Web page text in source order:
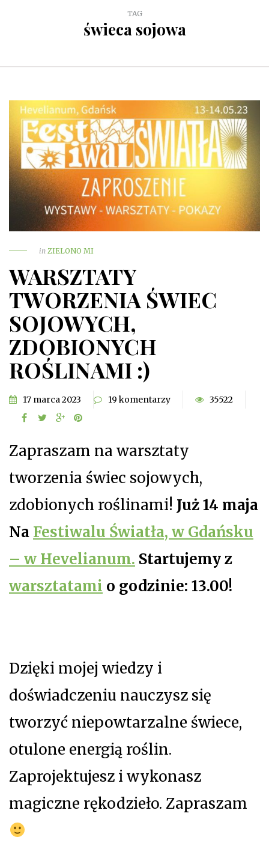
TAG
świeca sojowa
in ZIELONO MI
WARSZTATY
TWORZENIA ŚWIEC
SOJOWYCH,
ZDOBIONYCH
ROŚLINAMI :)
17 marca 2023 19 komentarzy 35522
Zapraszam na warsztaty
tworzenia świec sojowych,
zdobionych roślinami! Już 14 maja
Na Festiwalu Światła, w Gdańsku
– w Hevelianum. Startujemy z
warsztatami o godzinie: 13.00!
Dzięki mojej wiedzy i
doświadczeniu nauczysz się
tworzyć niepowtarzalne świece,
otulone energią roślin.
Zaprojektujesz i wykonasz
magiczne rękodzieło. Zapraszam